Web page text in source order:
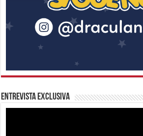
Entrevista Exclusiva